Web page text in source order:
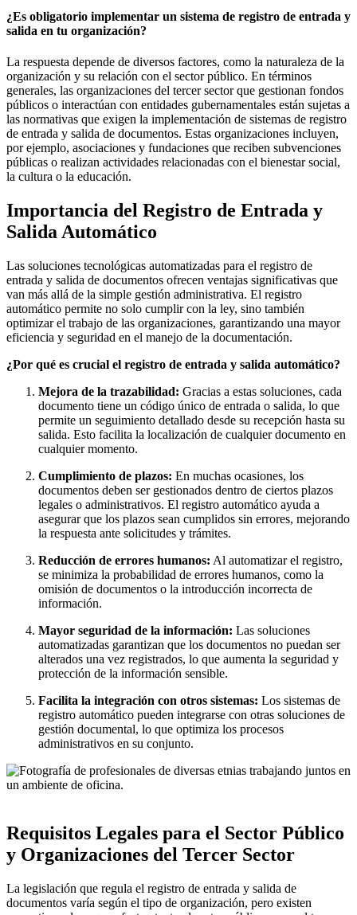
¿Es obligatorio implementar un sistema de registro de entrada y
salida en tu organización?
La respuesta depende de diversos factores, como la naturaleza de la
organización y su relación con el sector público. En términos
generales, las organizaciones del tercer sector que gestionan fondos
públicos o interactúan con entidades gubernamentales están sujetas a
las normativas que exigen la implementación de sistemas de registro
de entrada y salida de documentos. Estas organizaciones incluyen,
por ejemplo, asociaciones y fundaciones que reciben subvenciones
públicas o realizan actividades relacionadas con el bienestar social,
la cultura o la educación.
Importancia del Registro de Entrada y
Salida Automático
Las soluciones tecnológicas automatizadas para el registro de
entrada y salida de documentos ofrecen ventajas significativas que
van más allá de la simple gestión administrativa. El registro
automático permite no solo cumplir con la ley, sino también
optimizar el trabajo de las organizaciones, garantizando una mayor
eficiencia y seguridad en el manejo de la documentación.
¿Por qué es crucial el registro de entrada y salida automático?
Mejora de la trazabilidad: Gracias a estas soluciones, cada
documento tiene un código único de entrada o salida, lo que
permite un seguimiento detallado desde su recepción hasta su
salida. Esto facilita la localización de cualquier documento en
cualquier momento.
Cumplimiento de plazos: En muchas ocasiones, los
documentos deben ser gestionados dentro de ciertos plazos
legales o administrativos. El registro automático ayuda a
asegurar que los plazos sean cumplidos sin errores, mejorando
la respuesta ante solicitudes y trámites.
Reducción de errores humanos: Al automatizar el registro,
se minimiza la probabilidad de errores humanos, como la
omisión de documentos o la introducción incorrecta de
información.
Mayor seguridad de la información: Las soluciones
automatizadas garantizan que los documentos no puedan ser
alterados una vez registrados, lo que aumenta la seguridad y
protección de la información sensible.
Facilita la integración con otros sistemas: Los sistemas de
registro automático pueden integrarse con otras soluciones de
gestión documental, lo que optimiza los procesos
administrativos en su conjunto.
Requisitos Legales para el Sector Público
y Organizaciones del Tercer Sector
La legislación que regula el registro de entrada y salida de
documentos varía según el tipo de organización, pero existen